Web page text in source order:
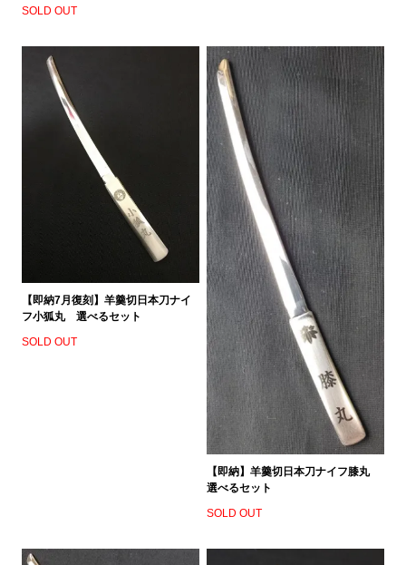
SOLD OUT
【即納7月復刻】羊羹切日本刀ナイ
フ小狐丸 選べるセット
SOLD OUT
【即納】羊羹切日本刀ナイフ膝丸
選べるセット
SOLD OUT